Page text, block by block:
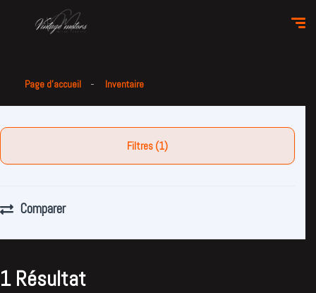
Page d'accueil Inventaire
Filtres (1)
Comparer
1 Résultat